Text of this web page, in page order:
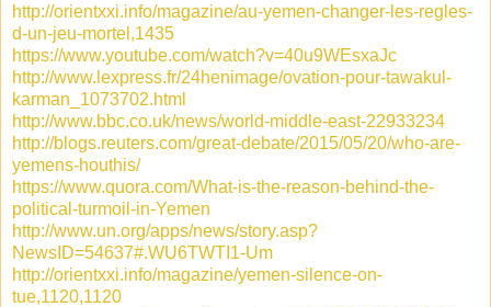
http://orientxxi.info/magazine/au-yemen-changer-les-regles-
d-un-jeu-mortel,1435
https://www.youtube.com/watch?v=40u9WEsxaJc
http://www.lexpress.fr/24henimage/ovation-pour-tawakul-
karman_1073702.html
http://www.bbc.co.uk/news/world-middle-east-22933234
http://blogs.reuters.com/great-debate/2015/05/20/who-are-
yemens-houthis/
https://www.quora.com/What-is-the-reason-behind-the-
political-turmoil-in-Yemen
http://www.un.org/apps/news/story.asp?
NewsID=54637#.WU6TWTI1-Um
http://orientxxi.info/magazine/yemen-silence-on-
tue,1120,1120